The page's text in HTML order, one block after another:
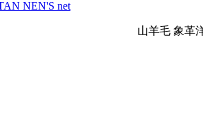
山羊毛 象革